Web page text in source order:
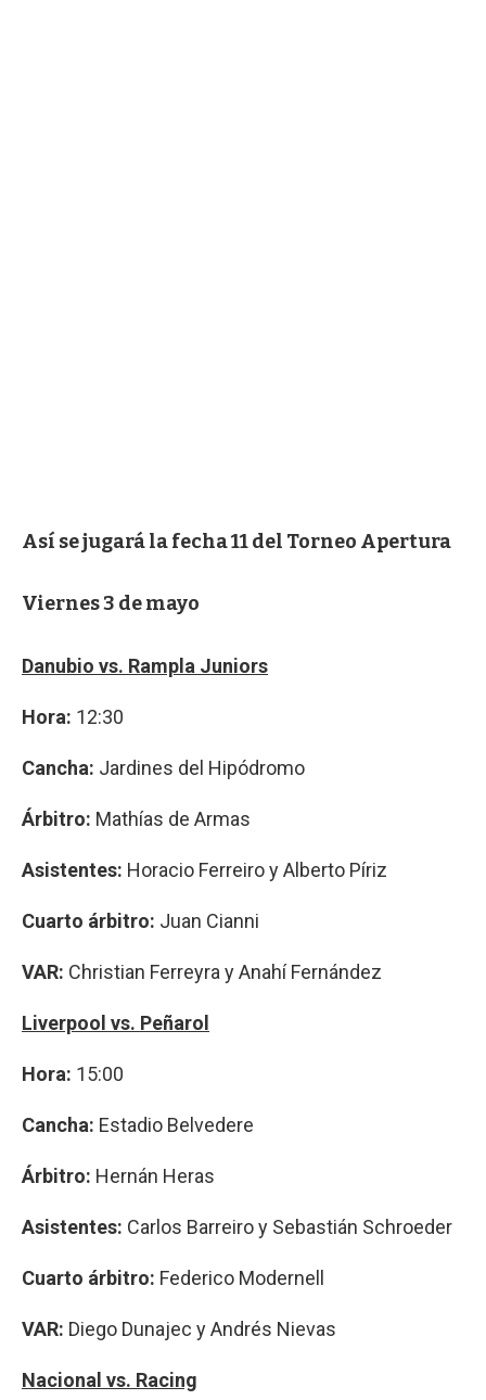
Así se jugará la fecha 11 del Torneo Apertura
Viernes 3 de mayo
Danubio vs. Rampla Juniors
Hora: 12:30
Cancha: Jardines del Hipódromo
Árbitro: Mathías de Armas
Asistentes: Horacio Ferreiro y Alberto Píriz
Cuarto árbitro: Juan Cianni
VAR: Christian Ferreyra y Anahí Fernández
Liverpool vs. Peñarol
Hora: 15:00
Cancha: Estadio Belvedere
Árbitro: Hernán Heras
Asistentes: Carlos Barreiro y Sebastián Schroeder
Cuarto árbitro: Federico Modernell
VAR: Diego Dunajec y Andrés Nievas
Nacional vs. Racing